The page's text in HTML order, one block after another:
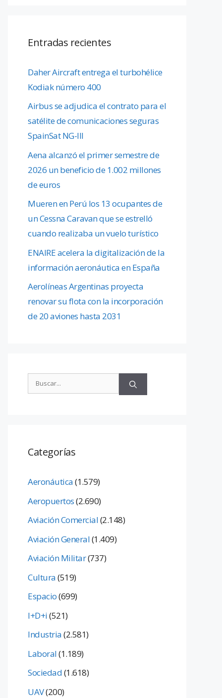
Entradas recientes
Daher Aircraft entrega el turbohélice
Kodiak número 400
Airbus se adjudica el contrato para el
satélite de comunicaciones seguras
SpainSat NG-III
Aena alcanzó el primer semestre de
2026 un beneficio de 1.002 millones
de euros
Mueren en Perú los 13 ocupantes de
un Cessna Caravan que se estrelló
cuando realizaba un vuelo turístico
ENAIRE acelera la digitalización de la
información aeronáutica en España
Aerolíneas Argentinas proyecta
renovar su flota con la incorporación
de 20 aviones hasta 2031
Categorías
Aeronáutica(1.579)
Aeropuertos(2.690)
Aviación Comercial(2.148)
Aviación General(1.409)
Aviación Militar(737)
Cultura(519)
Espacio(699)
I+D+i(521)
Industria(2.581)
Laboral(1.189)
Sociedad(1.618)
UAV(200)